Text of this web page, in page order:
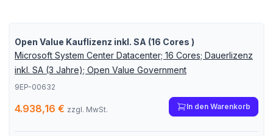
Open Value Kauflizenz inkl. SA (16 Cores )
Microsoft System Center Datacenter; 16 Cores; Dauerlizenz
inkl. SA (3 Jahre); Open Value Government
9EP-00632
4.938,16 € zzgl. MwSt. In den Warenkorb